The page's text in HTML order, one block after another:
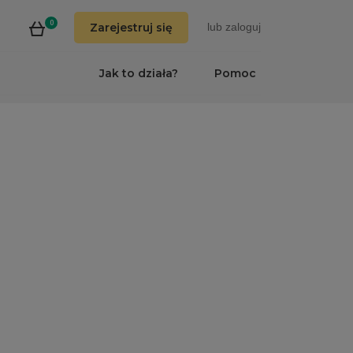
0 Zarejestruj się lub zaloguj
Pomoc
Jak to działa?